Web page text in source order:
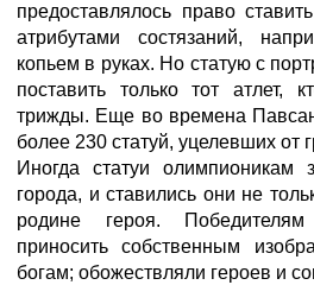
предоставлялось право
атрибутами состязаний,
копьем в руках. Но статую с
поставить только тот атлет,
трижды. Еще во времена
более 230 статуй, уцелевших от
Иногда статуи олимпионикам
города, и ставились они не
родине героя.
приносить собственным
богам; обожествляли героев и